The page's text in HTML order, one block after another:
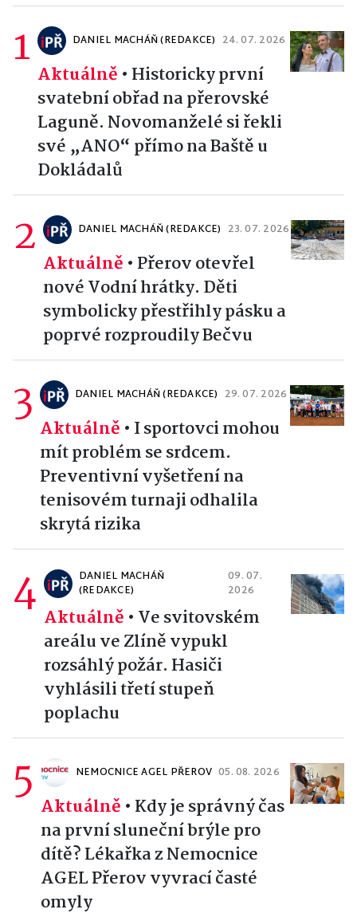
1 DANIEL MACHÁŇ (REDAKCE) 24. 07. 2026
Aktuálně • Historicky první
svatební obřad na přerovské
Laguně. Novomanželé si řekli
své „ANO“ přímo na Baště u
Dokládalů
2 DANIEL MACHÁŇ (REDAKCE) 23. 07. 2026
Aktuálně • Přerov otevřel
nové Vodní hrátky. Děti
symbolicky přestřihly pásku a
poprvé rozproudily Bečvu
3 DANIEL MACHÁŇ (REDAKCE) 29. 07. 2026
Aktuálně • I sportovci mohou
mít problém se srdcem.
Preventivní vyšetření na
tenisovém turnaji odhalila
skrytá rizika
4
DANIEL MACHÁŇ
(REDAKCE)
09. 07.
2026
Aktuálně • Ve svitovském
areálu ve Zlíně vypukl
rozsáhlý požár. Hasiči
vyhlásili třetí stupeň
poplachu
5 NEMOCNICE AGEL PŘEROV 05. 08. 2026
Aktuálně • Kdy je správný čas
na první sluneční brýle pro
dítě? Lékařka z Nemocnice
AGEL Přerov vyvrací časté
omyly